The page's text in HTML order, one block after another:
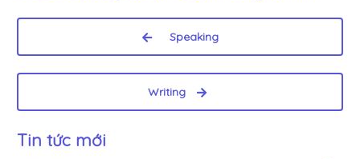
Speaking
Writing
Tin tức mới